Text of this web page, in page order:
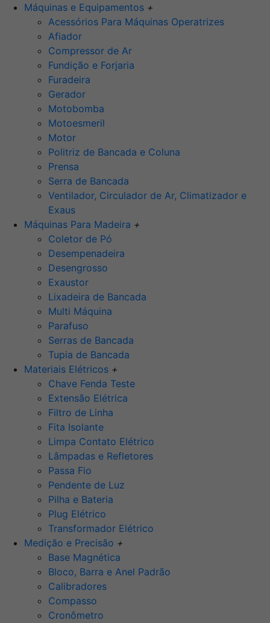
Máquinas e Equipamentos +
Acessórios Para Máquinas Operatrizes
Afiador
Compressor de Ar
Fundição e Forjaria
Furadeira
Gerador
Motobomba
Motoesmeril
Motor
Politriz de Bancada e Coluna
Prensa
Serra de Bancada
Ventilador, Circulador de Ar, Climatizador e
Exaus
Máquinas Para Madeira +
Coletor de Pó
Desempenadeira
Desengrosso
Exaustor
Lixadeira de Bancada
Multi Máquina
Parafuso
Serras de Bancada
Tupia de Bancada
Materiais Elétricos +
Chave Fenda Teste
Extensão Elétrica
Filtro de Linha
Fita Isolante
Limpa Contato Elétrico
Lâmpadas e Refletores
Passa Fio
Pendente de Luz
Pilha e Bateria
Plug Elétrico
Transformador Elétrico
Medição e Precisão +
Base Magnética
Bloco, Barra e Anel Padrão
Calibradores
Compasso
Cronômetro